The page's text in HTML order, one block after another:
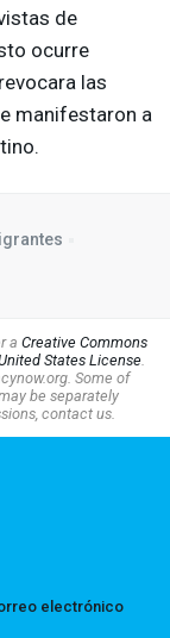
de
ocurre
las
manifestaron a
a Creative Commons
States License.
Some of
be separately
contact us.
electrónico